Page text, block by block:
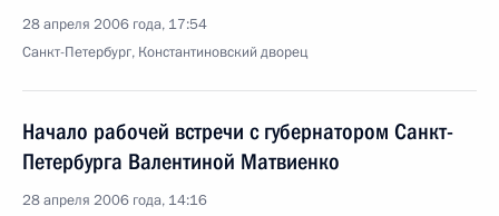
28 апреля 2006 года, 17:54
Санкт-Петербург, Константиновский дворец
Начало рабочей встречи с губернатором Санкт-
Петербурга Валентиной Матвиенко
28 апреля 2006 года, 14:16